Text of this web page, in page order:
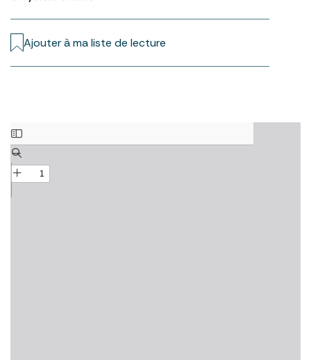
Ajouter à ma liste de lecture